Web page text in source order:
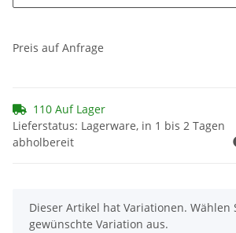
Preis auf Anfrage
110 Auf Lager
Lieferstatus: Lagerware, in 1 bis 2 Tagen
abholbereit
x
Dieser Artikel hat Variationen. Wählen
gewünschte Variation aus.